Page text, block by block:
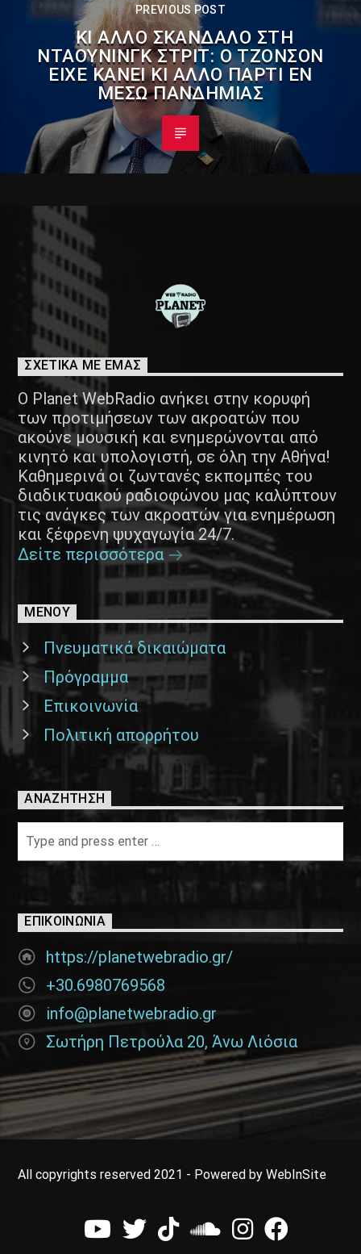
PREVIOUS POST
ΚΙ ΆΛΛΟ ΣΚΆΝΔΑΛΟ ΣΤΗ
ΝΤΆΟΥΝΙΝΓΚ ΣΤΡΙΤ: Ο ΤΖΌΝΣΟΝ
ΕΊΧΕ ΚΆΝΕΙ ΚΙ ΆΛΛΟ ΠΆΡΤΙ ΕΝ
ΜΈΣΩ ΠΑΝΔΗΜΊΑΣ
ΣΧΕΤΙΚΑ ΜΕ ΕΜΑΣ
Ο Planet WebRadio ανήκει στην κορυφή
των προτιμήσεων των ακροατών που
ακούνε μουσική και ενημερώνονται από
κινητό και υπολογιστή, σε όλη την Αθήνα!
Καθημερινά οι ζωντανές εκπομπές του
διαδικτυακού ραδιοφώνου μας καλύπτουν
τις ανάγκες των ακροατών για ενημέρωση
και ξέφρενη ψυχαγωγία 24/7.
Δείτε περισσότερα
ΜΕΝΟΥ
Πνευματικά δικαιώματα
Πρόγραμμα
Επικοινωνία
Πολιτική απορρήτου
ΑΝΑΖΉΤΗΣΗ
ΕΠΙΚΟΙΝΩΝΊΑ
https://planetwebradio.gr/
+30.6980769568
info@planetwebradio.gr
Σωτήρη Πετρούλα 20, Άνω Λιόσια
All copyrights reserved 2021 - Powered by WebInSite